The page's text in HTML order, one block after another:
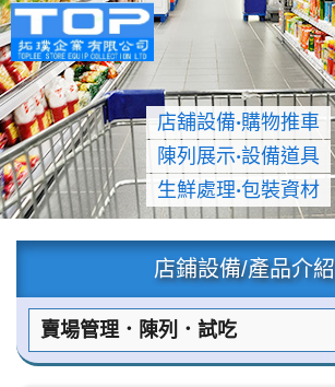
店舖設備‧購物推車
陳列展示‧設備道具
生鮮處理‧包裝資材
店鋪設備/產品介紹
賣場管理．陳列．試吃